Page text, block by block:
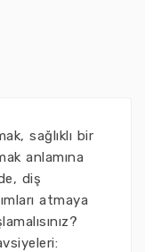
sağlıklı bir
anlamına
diş
atmaya